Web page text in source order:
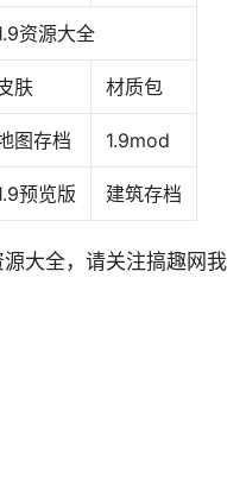
资源大全
肤 材质包
图存档 1.9mod
预览版 建筑存档
大全，请关注搞趣网我